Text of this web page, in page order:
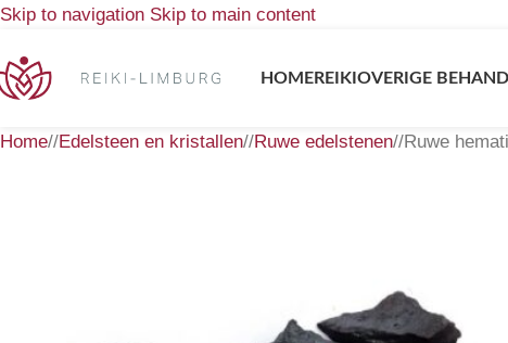
Skip to navigation Skip to main content
HOMEREIKIOVERIGE
Home/ Edelsteen en kristallen/ Ruwe edelstenen/ Ruwe